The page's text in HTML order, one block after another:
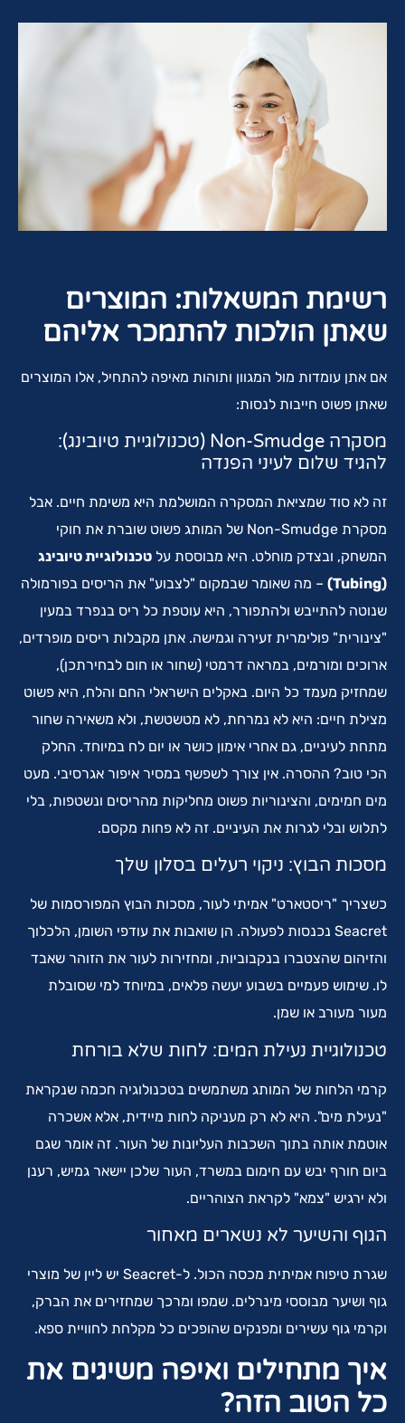
רשימת המשאלות: המוצרים
שאתן הולכות להתמכר אליהם
אם אתן עומדות מול המגוון ותוהות מאיפה להתחיל, אלו המוצרים
שאתן פשוט חייבות לנסות:
מסקרה Non-Smudge (טכנולוגיית טיובינג):
להגיד שלום לעיני הפנדה
זה לא סוד שמציאת המסקרה המושלמת היא משימת חיים. אבל
מסקרת Non-Smudge של המותג פשוט שוברת את חוקי
המשחק, ובצדק מוחלט. היא מבוססת על טכנולוגיית טיובינג
(Tubing)
– מה שאומר שבמקום "לצבוע" את הריסים בפורמולה
שנוטה להתייבש ולהתפורר, היא עוטפת כל ריס בנפרד במעין
"צינורית" פולימרית זעירה וגמישה. אתן מקבלות ריסים מופרדים,
ארוכים ומורמים, במראה דרמטי (שחור או חום לבחירתכן),
שמחזיק מעמד כל היום. באקלים הישראלי החם והלח, היא פשוט
מצילת חיים: היא לא נמרחת, לא מטשטשת, ולא משאירה שחור
מתחת לעיניים, גם אחרי אימון כושר או יום לח במיוחד. החלק
הכי טוב? ההסרה. אין צורך לשפשף במסיר איפור אגרסיבי. מעט
מים חמימים, והצינוריות פשוט מחליקות מהריסים ונשטפות, בלי
לתלוש ובלי לגרות את העיניים. זה לא פחות מקסם.
מסכות הבוץ: ניקוי רעלים בסלון שלך
כשצריך "ריסטארט" אמיתי לעור, מסכות הבוץ המפורסמות של
Seacret נכנסות לפעולה. הן שואבות את עודפי השומן, הלכלוך
והזיהום שהצטברו בנקבוביות, ומחזירות לעור את הזוהר שאבד
לו. שימוש פעמיים בשבוע יעשה פלאים, במיוחד למי שסובלת
מעור מעורב או שמן.
טכנולוגיית נעילת המים: לחות שלא בורחת
קרמי הלחות של המותג משתמשים בטכנולוגיה חכמה שנקראת
"נעילת מים". היא לא רק מעניקה לחות מיידית, אלא אשכרה
אוטמת אותה בתוך השכבות העליונות של העור. זה אומר שגם
ביום חורף יבש עם חימום במשרד, העור שלכן יישאר גמיש, רענן
ולא ירגיש "צמא" לקראת הצוהריים.
הגוף והשיער לא נשארים מאחור
שגרת טיפוח אמיתית מכסה הכול. ל-Seacret יש ליין של מוצרי
גוף ושיער מבוססי מינרלים. שמפו ומרכך שמחזירים את הברק,
וקרמי גוף עשירים ומפנקים שהופכים כל מקלחת לחוויית ספא.
איך מתחילים ואיפה משיגים את
כל הטוב הזה?